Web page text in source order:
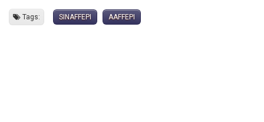
Tags: SINAFFEPI AAFFEPI